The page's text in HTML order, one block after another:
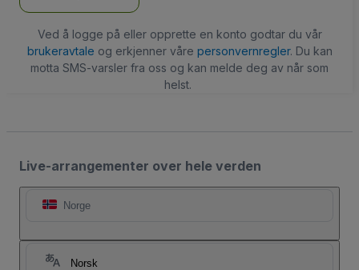
Ved å logge på eller opprette en konto godtar du vår
brukeravtale og erkjenner våre personvernregler. Du kan
motta SMS-varsler fra oss og kan melde deg av når som
helst.
Live-arrangementer over hele verden
Norge
Norsk